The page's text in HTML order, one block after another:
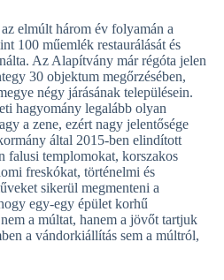
elmúlt három év folyamán a
100 műemlék restaurálását és
Az Alapítvány már régóta jelen
30 objektum megőrzésében,
négy járásának településein.
hagyomány legalább olyan
a zene, ezért nagy jelentősége
által 2015-ben elindított
falusi templomokat, korszakos
freskókat, történelmi és
sikerül megmenteni a
egy-egy épület korhű
a múltat, hanem a jövőt tartjuk
a vándorkiállítás sem a múltról,